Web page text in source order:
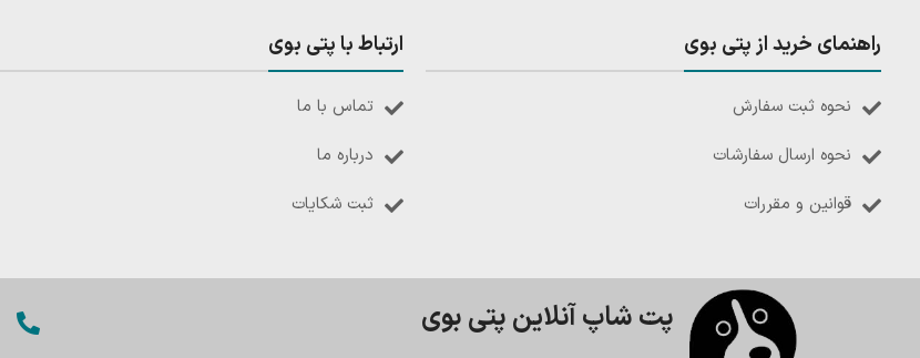
راهنمای خرید از پتی بوی
نحوه ثبت سفارش
نحوه ارسال سفارشات
قوانین و مقررات
ارتباط با پتی بوی
تماس با ما
درباره ما
ثبت شکایات
پت شاپ آنلاین پتی بوی